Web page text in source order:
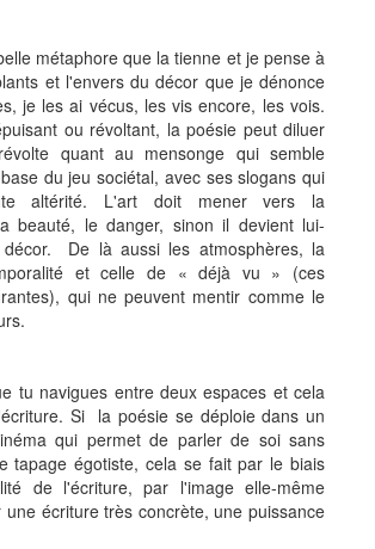
métaphore que la tienne et je pense à
et l'envers du décor que je dénonce
je les ai vécus, les vis encore, les vois.
ou révoltant, la poésie peut diluer
quant au mensonge qui semble
du jeu sociétal, avec ses slogans qui
altérité. L'art doit mener vers la
beauté, le danger, sinon il devient lui-
décor. De là aussi les atmosphères, la
et celle de « déjà vu » (ces
qui ne peuvent mentir comme le
tu navigues entre deux espaces et cela
Si la poésie se déploie dans un
qui permet de parler de soi sans
tapage égotiste, cela se fait par le biais
de l'écriture, par l'image elle-même
une écriture très concrète, une puissance